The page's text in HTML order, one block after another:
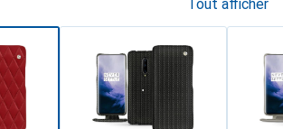
Tout afficher